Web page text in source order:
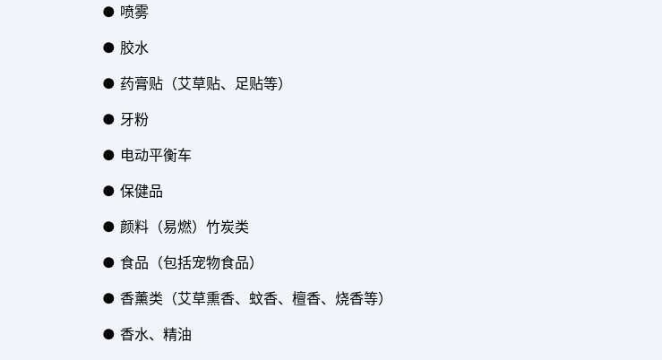
● 喷雾
● 胶水
● 药膏贴（艾草贴、足贴等）
● 牙粉
● 电动平衡车
● 保健品
● 颜料（易燃）竹炭类
● 食品（包括宠物食品）
● 香薰类（艾草熏香、蚊香、檀香、烧香等）
● 香水、精油